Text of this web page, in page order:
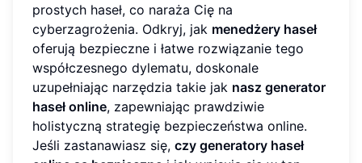
prostych haseł, co naraża Cię na
cyberzagrożenia. Odkryj, jak menedżery haseł
oferują bezpieczne i łatwe rozwiązanie tego
współczesnego dylematu, doskonale
uzupełniając narzędzia takie jak nasz generator
haseł online, zapewniając prawdziwie
holistyczną strategię bezpieczeństwa online.
Jeśli zastanawiasz się, czy generatory haseł